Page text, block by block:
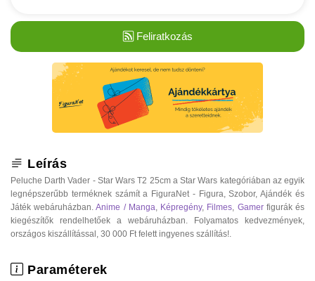
Feliratkozás
Leírás
Peluche Darth Vader - Star Wars T2 25cm a Star Wars kategóriában az egyik
legnépszerűbb terméknek számít a FiguraNet - Figura, Szobor, Ajándék és
Játék webáruházban.Anime / Manga Képregény, Filmes Gamerfigurák és
kiegészítők rendelhetőek a webáruházban. Folyamatos kedvezmények,
országos kiszállítással, 30 000 Ft felett ingyenes szállítás!.
Paraméterek